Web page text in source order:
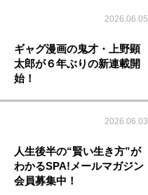
2026.06.05
ギャグ漫画の鬼才・上野顕
太郎が６年ぶりの新連載開
始！
2026.06.03
人生後半の“賢い生き方”が
わかるSPA!メールマガジン
会員募集中！